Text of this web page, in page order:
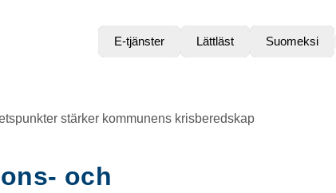
E-tjänster
Lättläst Suomeksi
stärker kommunens krisberedskap
och